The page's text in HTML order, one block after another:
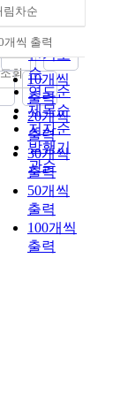
정확도
순
인기도
순
연도순
제목순
저자순
발행기
관순
림차순
내림차순
개씩 출력
10개씩
출력
20개씩
출력
30개씩
출력
50개씩
출력
100개씩
출력
조회